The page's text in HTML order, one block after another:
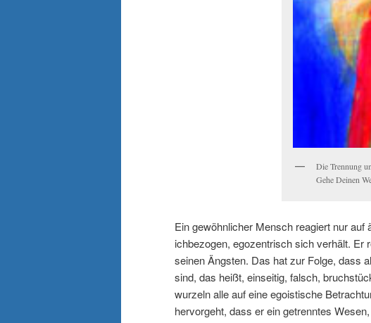
Die Trennung
Gehe Deinen
Ein gewöhnlicher Mensch reagiert nur
ichbezogen, egozentrisch sich verhält. Er
seinen Ängsten. Das hat zur Folge, dass
sind, das heißt, einseitig, falsch,
wurzeln alle auf eine egoistische
hervorgeht, dass er ein getrenntes